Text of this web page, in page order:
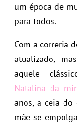
um época de
para todos.
Com a correria
atualizado,
aquele
Natalina da
anos, a ceia
mãe se